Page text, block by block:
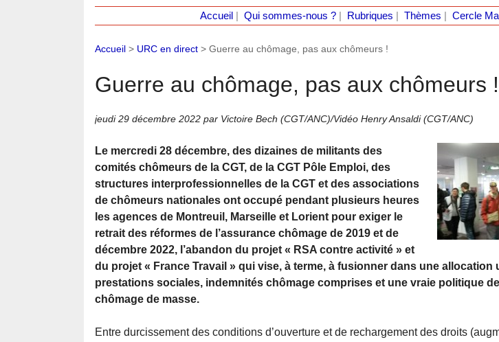
Accueil Qui sommes-nous ?| Rubriques Thèmes Cercle
Accueil > URC en direct > Guerre au chômage, pas aux chômeurs !
Guerre au chômage, pas aux chômeurs !
jeudi 29 décembre 2022 par Victoire Bech (CGT/ANC)/Vidéo Henry Ansaldi (CGT/ANC)
Le mercredi 28 décembre, des dizaines de militants des
comités chômeurs de la CGT, de la CGT Pôle Emploi, des
structures interprofessionnelles de la CGT et des associations
de chômeurs nationales ont occupé pendant plusieurs heures
les agences de Montreuil, Marseille et Lorient pour exiger le
retrait des réformes de l’assurance chômage de 2019 et de
décembre 2022, l’abandon du projet « RSA contre activité » et
du projet « France Travail » qui vise, à terme, à fusionner dans une allocation
prestations sociales, indemnités chômage comprises et une vraie politique
chômage de masse.
Entre durcissement des conditions d’ouverture et de rechargement des droits